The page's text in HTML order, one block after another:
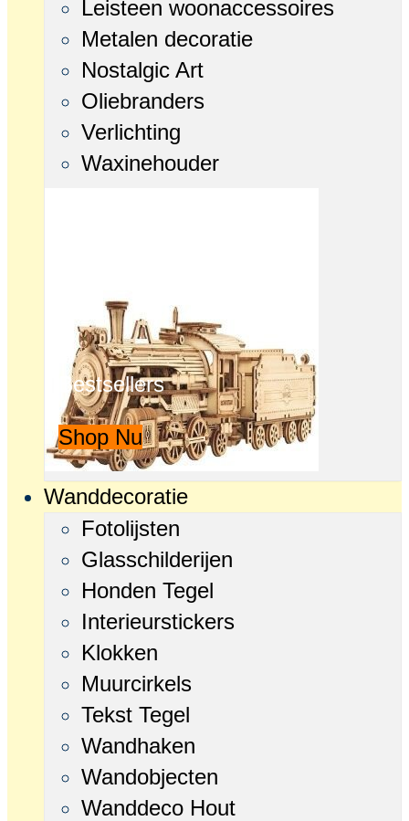
Leisteen woonaccessoires
Metalen decoratie
Nostalgic Art
Oliebranders
Verlichting
Waxinehouder
Bestsellers
Shop Nu
Wanddecoratie
Fotolijsten
Glasschilderijen
Honden Tegel
Interieurstickers
Klokken
Muurcirkels
Tekst Tegel
Wandhaken
Wandobjecten
Wanddeco Hout